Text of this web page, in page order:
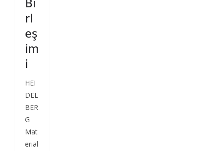
rl
eş
im
i
HEI
DEL
BER
G
Mat
erial